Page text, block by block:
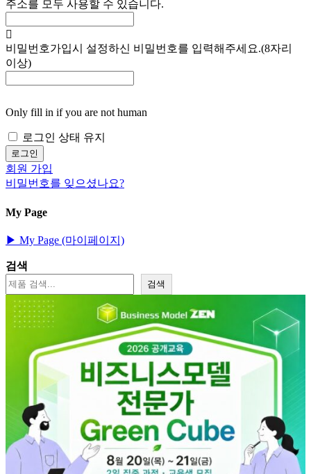
주소를 모두 사용할 수 있습니다.
비밀번호가입시 설정하신 비밀번호를 입력해주세요.(8자리
이상)
Only fill in if you are not human
로그인 상태 유지
회원 가입
비밀번호를 잊으셨나요?
My Page
▶︎ My Page (마이페이지)
검색
검색